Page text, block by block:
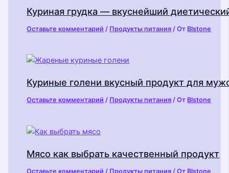
Куриная грудка — вкуснейший
Оставьте комментарий / Продукты питания / От Blstone
Куриные голени вкусный продукт для
Оставьте комментарий / Продукты питания / От Blstone
Мясо как выбрать качественный продукт
Оставьте комментарий / Продукты питания / От Blstone